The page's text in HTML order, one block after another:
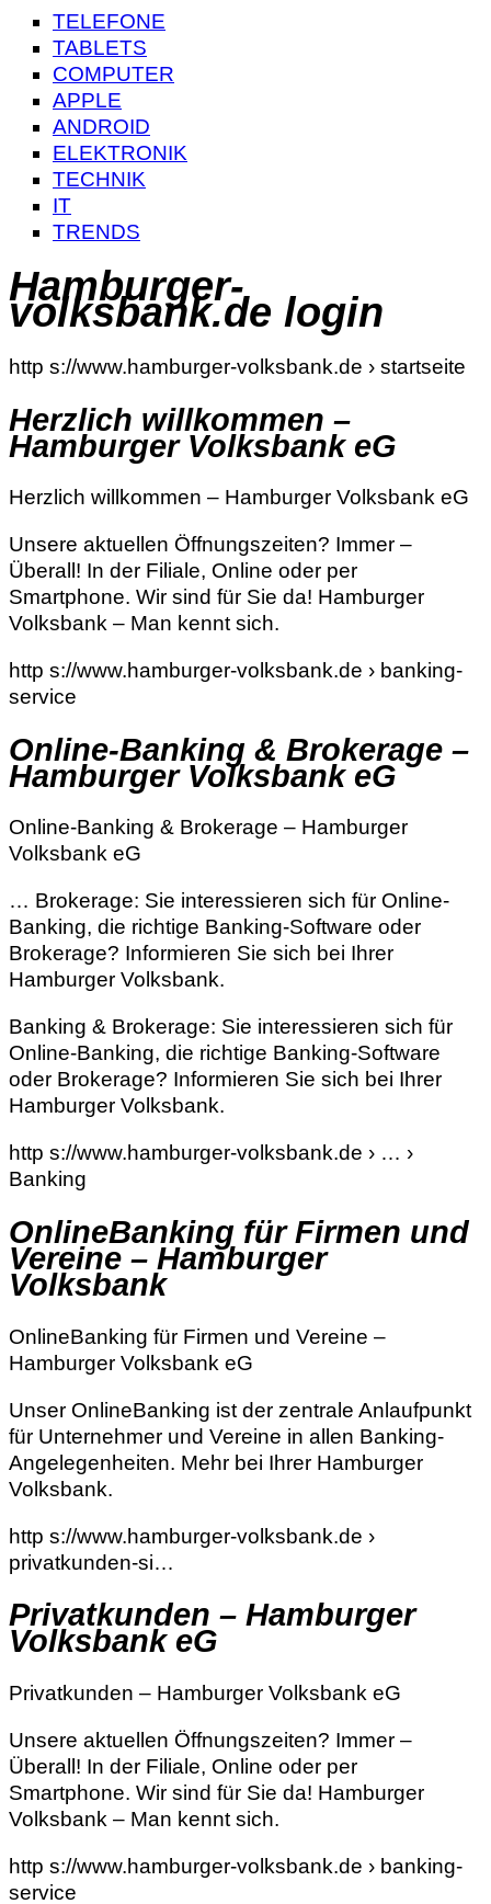
TELEFONE
TABLETS
COMPUTER
APPLE
ANDROID
ELEKTRONIK
TECHNIK
IT
TRENDS
Hamburger-
volksbank.de login
http s://www.hamburger-volksbank.de › startseite
Herzlich willkommen –
Hamburger Volksbank eG
Herzlich willkommen – Hamburger Volksbank eG
Unsere aktuellen Öffnungszeiten? Immer –
Überall! In der Filiale, Online oder per
Smartphone. Wir sind für Sie da! Hamburger
Volksbank – Man kennt sich.
http s://www.hamburger-volksbank.de › banking-
service
Online-Banking & Brokerage –
Hamburger Volksbank eG
Online-Banking & Brokerage – Hamburger
Volksbank eG
… Brokerage: Sie interessieren sich für Online-
Banking, die richtige Banking-Software oder
Brokerage? Informieren Sie sich bei Ihrer
Hamburger Volksbank.
Banking & Brokerage: Sie interessieren sich für
Online-Banking, die richtige Banking-Software
oder Brokerage? Informieren Sie sich bei Ihrer
Hamburger Volksbank.
http s://www.hamburger-volksbank.de › … ›
Banking
OnlineBanking für Firmen und
Vereine – Hamburger
Volksbank
OnlineBanking für Firmen und Vereine –
Hamburger Volksbank eG
Unser OnlineBanking ist der zentrale Anlaufpunkt
für Unternehmer und Vereine in allen Banking-
Angelegenheiten. Mehr bei Ihrer Hamburger
Volksbank.
http s://www.hamburger-volksbank.de ›
privatkunden-si…
Privatkunden – Hamburger
Volksbank eG
Privatkunden – Hamburger Volksbank eG
Unsere aktuellen Öffnungszeiten? Immer –
Überall! In der Filiale, Online oder per
Smartphone. Wir sind für Sie da! Hamburger
Volksbank – Man kennt sich.
http s://www.hamburger-volksbank.de › banking-
service